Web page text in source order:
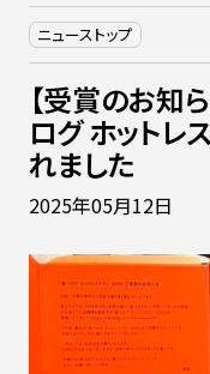
ニューストップ
【受賞のお知
ログ ホットレ
れました
2025年05月12日